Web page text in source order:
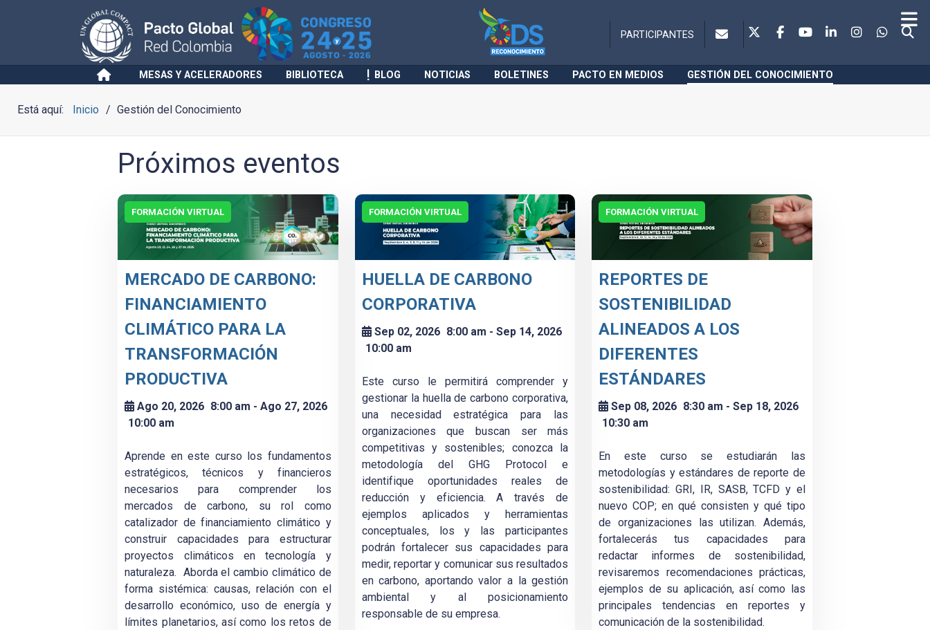
PARTICIPANTES
MESAS Y ACELERADORES BIBLIOTECA BLOG NOTICIAS BOLETINES PACTO EN MEDIOS GESTIÓN DEL CONOCIMIENTO
Está aquí: Inicio Gestión del Conocimiento
Próximos eventos
FORMACIÓN VIRTUAL
MERCADO DE CARBONO:
FINANCIAMIENTO
CLIMÁTICO PARA LA
TRANSFORMACIÓN
PRODUCTIVA
Ago 20, 2026 8:00 am - Ago 27, 2026
10:00 am
Aprende en este curso los fundamentos
estratégicos, técnicos y financieros
necesarios para comprender los
mercados de carbono, su rol como
catalizador de financiamiento climático y
construir capacidades para estructurar
proyectos climáticos en tecnología y
naturaleza. Aborda el cambio climático de
forma sistémica: causas, relación con el
desarrollo económico, uso de energía y
límites planetarios, así como los retos de
FORMACIÓN VIRTUAL
HUELLA DE CARBONO
CORPORATIVA
Sep 02, 2026 8:00 am - Sep 14, 2026
10:00 am
Este curso le permitirá comprender y
gestionar la huella de carbono corporativa,
una necesidad estratégica para las
organizaciones que buscan ser más
competitivas y sostenibles; conozca la
metodología del GHG Protocol e
identifique oportunidades reales de
reducción y eficiencia. A través de
ejemplos aplicados y herramientas
conceptuales, los y las participantes
podrán fortalecer sus capacidades para
medir, reportar y comunicar sus resultados
en carbono, aportando valor a la gestión
ambiental y al posicionamiento
responsable de su empresa.
FORMACIÓN VIRTUAL
REPORTES DE
SOSTENIBILIDAD
ALINEADOS A LOS
DIFERENTES
ESTÁNDARES
Sep 08, 2026 8:30 am - Sep 18, 2026
10:30 am
En este curso se estudiarán las
metodologías y estándares de reporte de
sostenibilidad: GRI, IR, SASB, TCFD y el
nuevo COP; en qué consisten y qué tipo
de organizaciones las utilizan. Además,
fortalecerás tus capacidades para
redactar informes de sostenibilidad,
revisaremos recomendaciones prácticas,
ejemplos de su aplicación, así como las
principales tendencias en reportes y
comunicación de la sostenibilidad.